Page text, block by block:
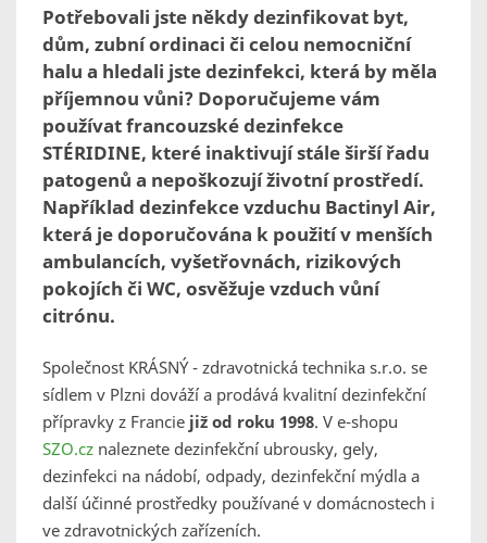
Potřebovali jste někdy dezinfikovat byt,
dům, zubní ordinaci či celou nemocniční
halu a hledali jste dezinfekci, která by měla
příjemnou vůni? Doporučujeme vám
používat francouzské dezinfekce
STÉRIDINE, které inaktivují stále širší řadu
patogenů a nepoškozují životní prostředí.
Například dezinfekce vzduchu Bactinyl Air,
která je doporučována k použití v menších
ambulancích, vyšetřovnách, rizikových
pokojích či WC, osvěžuje vzduch vůní
citrónu.
Společnost KRÁSNÝ - zdravotnická technika s.r.o. se
sídlem v Plzni dováží a prodává kvalitní dezinfekční
přípravky z Francie již od roku 1998. V e-shopu
SZO.cz naleznete dezinfekční ubrousky, gely,
dezinfekci na nádobí, odpady, dezinfekční mýdla a
další účinné prostředky používané v domácnostech i
ve zdravotnických zařízeních.